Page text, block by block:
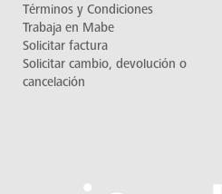
Términos y Condiciones
Trabaja en Mabe
Solicitar factura
Solicitar cambio, devolución o
cancelación